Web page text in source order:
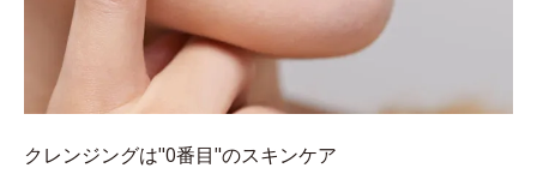
クレンジングは"0番目"のスキンケア